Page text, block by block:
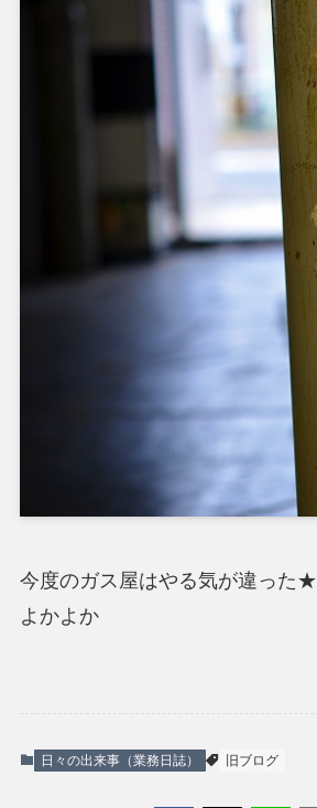
今度のガス屋はやる気が違った★
よかよか
日々の出来事（業務日誌） 旧ブログ